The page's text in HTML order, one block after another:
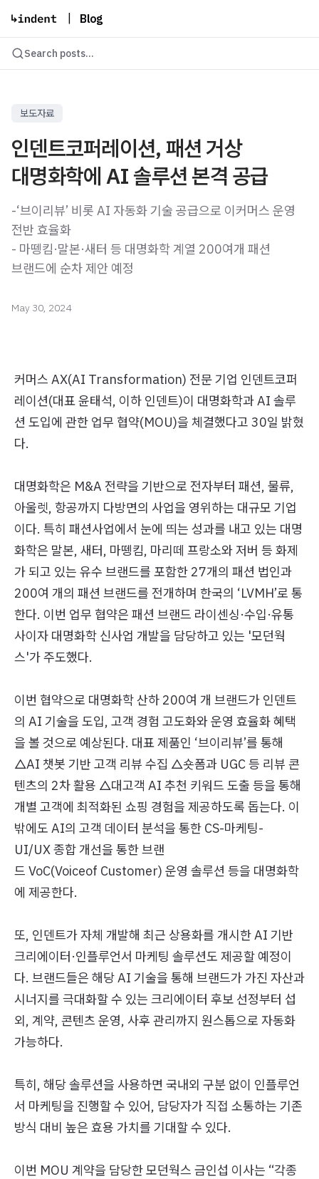
Blog
Search posts...
보도자료
인덴트코퍼레이션, 패션 거상
대명화학에 AI 솔루션 본격 공급
-‘브이리뷰’ 비롯 AI 자동화 기술 공급으로 이커머스 운영
전반 효율화
- 마뗑킴·말본·새터 등 대명화학 계열 200여개 패션
브랜드에 순차 제안 예정
May 30, 2024
커머스 AX(AI Transformation) 전문 기업 인덴트코퍼
레이션(대표 윤태석, 이하 인덴트)이 대명화학과 AI 솔루
션 도입에 관한 업무 협약(MOU)을 체결했다고 30일 밝혔
다.
대명화학은 M&A 전략을 기반으로 전자부터 패션, 물류,
아울렛, 항공까지 다방면의 사업을 영위하는 대규모 기업
이다. 특히 패션사업에서 눈에 띄는 성과를 내고 있는 대명
화학은 말본, 새터, 마뗑킴, 마리떼 프랑소와 저버 등 화제
가 되고 있는 유수 브랜드를 포함한 27개의 패션 법인과
200여 개의 패션 브랜드를 전개하며 한국의 ‘LVMH’로 통
한다. 이번 업무 협약은 패션 브랜드 라이센싱·수입·유통
사이자 대명화학 신사업 개발을 담당하고 있는 '모던웍
스'가 주도했다.
이번 협약으로 대명화학 산하 200여 개 브랜드가 인덴트
의 AI 기술을 도입, 고객 경험 고도화와 운영 효율화 혜택
을 볼 것으로 예상된다. 대표 제품인 ‘브이리뷰’를 통해
△AI 챗봇 기반 고객 리뷰 수집 △숏폼과 UGC 등 리뷰 콘
텐츠의 2차 활용 △대고객 AI 추천 키워드 도출 등을 통해
개별 고객에 최적화된 쇼핑 경험을 제공하도록 돕는다. 이
밖에도 AI의 고객 데이터 분석을 통한 CS-마케팅-
UI/UX 종합 개선을 통한 브랜
드 VoC(Voiceof Customer) 운영 솔루션 등을 대명화학
에 제공한다.
또, 인덴트가 자체 개발해 최근 상용화를 개시한 AI 기반
크리에이터·인플루언서 마케팅 솔루션도 제공할 예정이
다. 브랜드들은 해당 AI 기술을 통해 브랜드가 가진 자산과
시너지를 극대화할 수 있는 크리에이터 후보 선정부터 섭
외, 계약, 콘텐츠 운영, 사후 관리까지 원스톱으로 자동화
가능하다.
특히, 해당 솔루션을 사용하면 국내외 구분 없이 인플루언
서 마케팅을 진행할 수 있어, 담당자가 직접 소통하는 기존
방식 대비 높은 효용 가치를 기대할 수 있다.
이번 MOU 계약을 담당한 모던웍스 금인섭 이사는 “각종